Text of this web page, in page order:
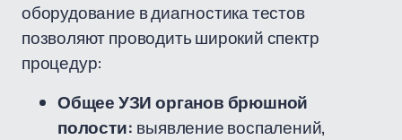
оборудование в диагностика тестов
позволяют проводить широкий спектр
процедур:
Общее УЗИ органов брюшной
полости: выявление воспалений,